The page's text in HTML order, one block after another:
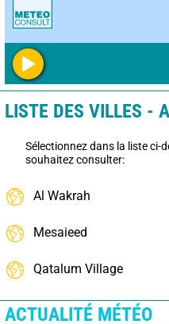
LISTE DES VILLES -
Sélectionnez dans la liste ci-
souhaitez consulter:
Al Wakrah
Mesaieed
Qatalum Village
ACTUALITÉ MÉTÉO